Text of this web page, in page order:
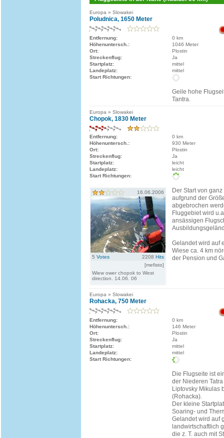
Europa » Slowakei
Poludnica, 1650 Meter
Entfernung:
0 km
Höhenuntersch.:
1046 Meter
Ort:
Plostin
Streckenflug:
Ja
Startplatz:
mittel
Landeplatz:
mittel
Start Richtungen:
Geile hohe
Tantra.
Europa » Slowakei
Chopok, 1830 Meter
Entfernung:
0 km
Höhenuntersch.:
930 Meter
Ort:
Plostin
Streckenflug:
Ja
Startplatz:
leicht
Landeplatz:
leicht
Start Richtungen:
16.06.2006
5 Votes 2208 Hits
[mefisto]
Wiew ower chopok to West
direction. 14.06. 06
Der Start von
aufgrund der
abgebrochen
Fluggebiet wird
ansässigen
Gelandet wird auf
Wiese ca. 4 km
der Pension und
Europa » Slowakei
Rohacka, 750 Meter
Entfernung:
0 km
Höhenuntersch.:
146 Meter
Ort:
Plostin
Streckenflug:
Ja
Startplatz:
mittel
Landeplatz:
mittel
Start Richtungen:
Die Flugseite ist
der Niederen
Liptovsky Mikulas
(Rohacka).
Der kleine
Soaring- und
Gelandet wird auf
landwirtschaftlich
die z. T. auch mit